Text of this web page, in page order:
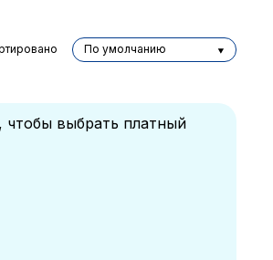
По умолчанию
чтобы выбрать платный